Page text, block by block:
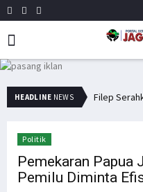
HEADLINE NEWS Bupati Pegaf Sampaikan Masalah Dana Otsus kepada Filep Wamafma
Politik
Pemekaran Papua
Pemilu Diminta